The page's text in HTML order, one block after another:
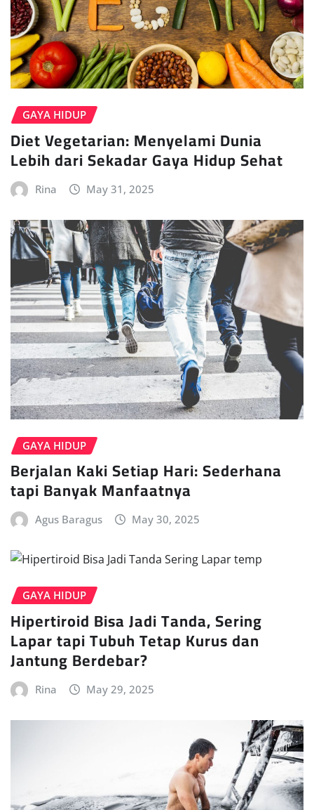
GAYA HIDUP
Diet Vegetarian: Menyelami Dunia
Lebih dari Sekadar Gaya Hidup Sehat
Rina May 31, 2025
GAYA HIDUP
Berjalan Kaki Setiap Hari: Sederhana
tapi Banyak Manfaatnya
Agus Baragus May 30, 2025
GAYA HIDUP
Hipertiroid Bisa Jadi Tanda, Sering
Lapar tapi Tubuh Tetap Kurus dan
Jantung Berdebar?
Rina May 29, 2025